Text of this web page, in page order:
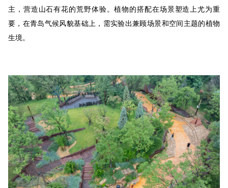
主，营造山石有花的荒野体验。植物的搭配在场景塑造上尤为重
要，在青岛气候风貌基础上，需实验出兼顾场景和空间主题的植物
生境。